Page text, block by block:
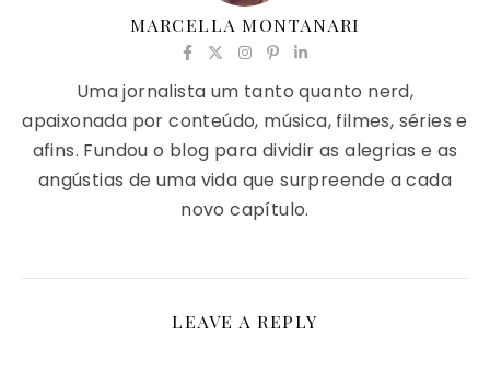
MARCELLA MONTANARI
Uma jornalista um tanto quanto nerd,
apaixonada por conteúdo, música, filmes, séries e
afins. Fundou o blog para dividir as alegrias e as
angústias de uma vida que surpreende a cada
novo capítulo.
LEAVE A REPLY